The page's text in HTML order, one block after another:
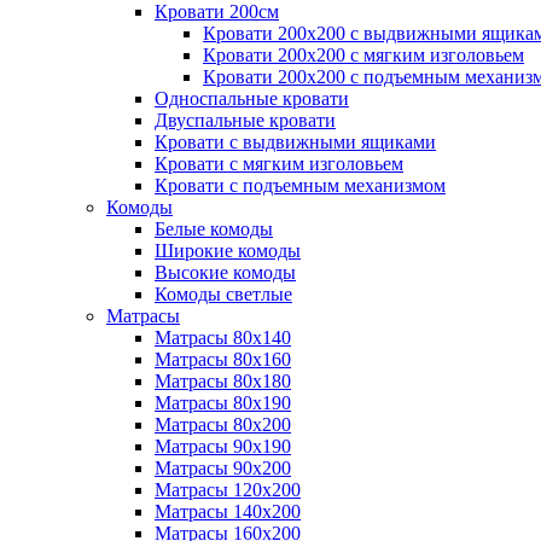
Кровати 200см
Кровати 200х200 с выдвижными
Кровати 200х200 с мягким изголовьем
Кровати 200х200 с подъемным
Односпальные кровати
Двуспальные кровати
Кровати с выдвижными ящиками
Кровати с мягким изголовьем
Кровати с подъемным механизмом
Комоды
Белые комоды
Широкие комоды
Высокие комоды
Комоды светлые
Матрасы
Матрасы 80х140
Матрасы 80х160
Матрасы 80х180
Матрасы 80х190
Матрасы 80х200
Матрасы 90х190
Матрасы 90х200
Матрасы 120х200
Матрасы 140х200
Матрасы 160х200